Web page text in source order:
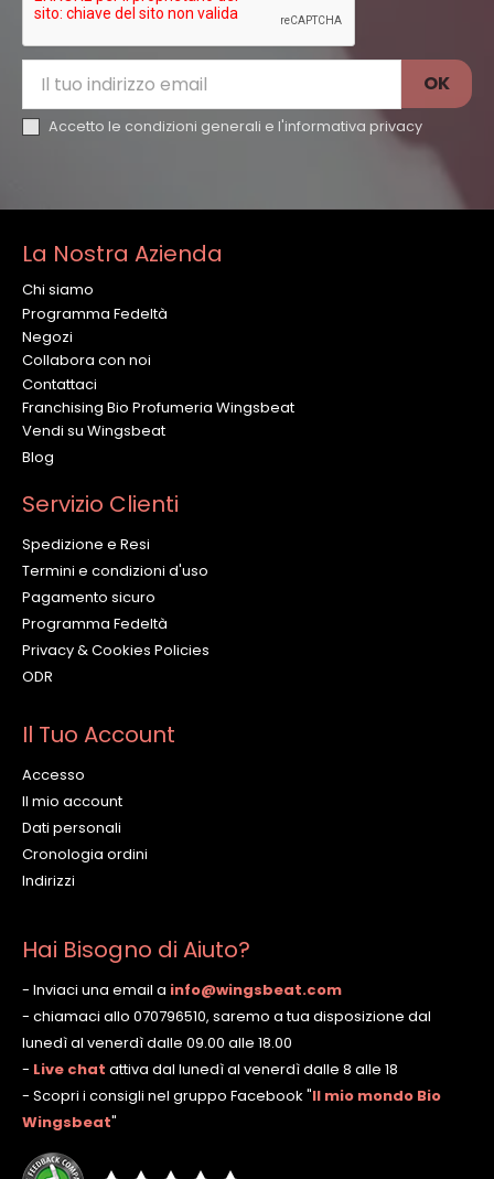
Accetto le condizioni generali e l'informativa privacy
La Nostra Azienda
Chi siamo
Programma Fedeltà
Negozi
Collabora con noi
Contattaci
Franchising Bio Profumeria Wingsbeat
Vendi su Wingsbeat
Blog
Servizio Clienti
Spedizione e Resi
Termini e condizioni d'uso
Pagamento sicuro
Programma Fedeltà
Privacy & Cookies Policies
ODR
Il Tuo Account
Accesso
Il mio account
Dati personali
Cronologia ordini
Indirizzi
Hai Bisogno di Aiuto?
- Inviaci una email a info@wingsbeat.com
- chiamaci allo 070796510, saremo a tua disposizione dal
lunedì al venerdì dalle 09.00 alle 18.00
- Live chat attiva dal lunedì al venerdì dalle 8 alle 18
- Scopri i consigli nel gruppo Facebook "Il mio mondo Bio
Wingsbeat"